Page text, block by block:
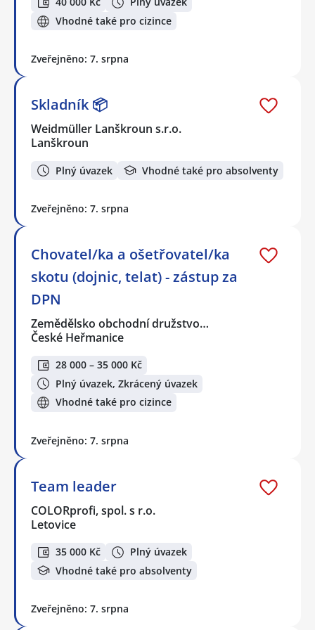
Vhodné také pro cizince
Zveřejněno: 7. srpna
Skladník 📦
Weidmüller Lanškroun s.r.o.
Lanškroun
Plný úvazek Vhodné také pro absolventy
Zveřejněno: 7. srpna
Chovatel/ka a ošetřovatel/ka
skotu (dojnic, telat) - zástup za
DPN
Zemědělsko obchodní družstvo…
České Heřmanice
28 000 – 35 000 Kč
Plný úvazek, Zkrácený úvazek
Vhodné také pro cizince
Zveřejněno: 7. srpna
Team leader
COLORprofi, spol. s r.o.
Letovice
35 000 Kč
Plný úvazek
Vhodné také pro absolventy
Zveřejněno: 7. srpna